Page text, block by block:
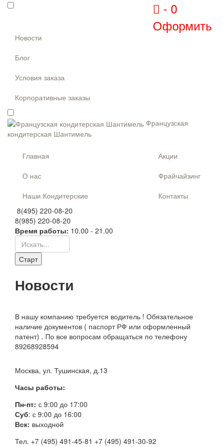
Новости
Блог
Условия заказа
Корпоративные заказы
- 0
Оформить
Французская
кондитерская Шантимель
Главная
О нас
Наши Кондитерские
Акции
Фрайчайзинг
Контакты
8(495) 220-08-20
8(985) 220-08-20
Время работы: 10.00 - 21.00
Новости
В нашу компанию требуется водитель ! Обязательное
наличие документов ( паспорт РФ или оформленный
патент) . По все вопросам обращаться по телефону
89268928594
Москва, ул. Тушинская, д.13
Часы работы:
Пн-пт: с 9:00 до 17:00
Суб: с 9:00 до 16:00
Вск: выходной
Тел. +7 (495) 491-45-81 +7 (495) 491-30-92